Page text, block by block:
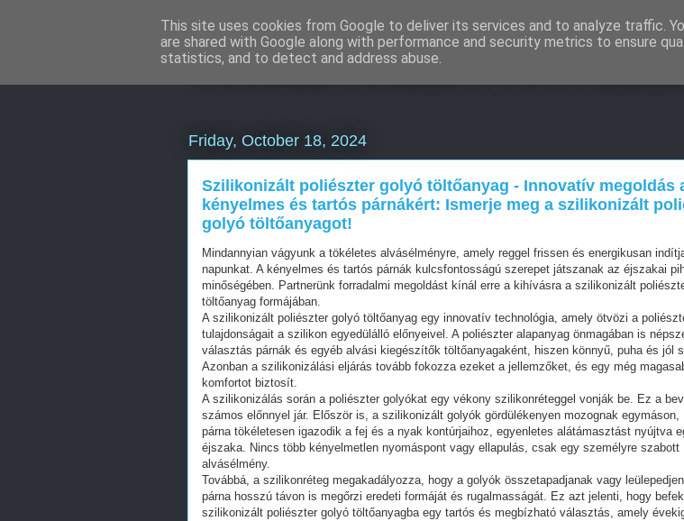
Weboldal készítés rövid
Friday, October 18, 2024
Szilikonizált poliészter golyó töltőanyag - Innovatív megoldás
kényelmes és tartós párnákért: Ismerje meg a szilikonizált
golyó töltőanyagot!
Mindannyian vágyunk a tökéletes alvásélményre, amely reggel frissen és energikusan
napunkat. A kényelmes és tartós párnák kulcsfontosságú szerepet játszanak az éjszakai
minőségében. Partnerünk forradalmi megoldást kínál erre a kihívásra a szilikonizált
töltőanyag formájában.
A szilikonizált poliészter golyó töltőanyag egy innovatív technológia, amely ötvözi a
tulajdonságait a szilikon egyedülálló előnyeivel. A poliészter alapanyag önmagában is
választás párnák és egyéb alvási kiegészítők töltőanyagaként, hiszen könnyű, puha és jól
Azonban a szilikonizálási eljárás tovább fokozza ezeket a jellemzőket, és egy még
komfortot biztosít.
A szilikonizálás során a poliészter golyókat egy vékony szilikonréteggel vonják be. Ez a
számos előnnyel jár. Először is, a szilikonizált golyók gördülékenyen mozognak egymáson,
párna tökéletesen igazodik a fej és a nyak kontúrjaihoz, egyenletes alátámasztást nyújtva
éjszaka. Nincs több kényelmetlen nyomáspont vagy ellapulás, csak egy személyre szabott
alvásélmény.
Továbbá, a szilikonréteg megakadályozza, hogy a golyók összetapadjanak vagy
párna hosszú távon is megőrzi eredeti formáját és rugalmasságát. Ez azt jelenti, hogy
szilikonizált poliészter golyó töltőanyagba egy tartós és megbízható választás, amely
This site uses cookies from Google to deliver its services and to analyze traffic.
are shared with Google along with performance and security metrics to ensure
statistics, and to detect and address abuse.